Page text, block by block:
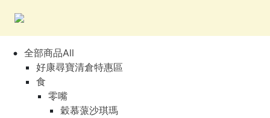
全部商品All
好康尋寶清倉特惠區
食
零嘴
穀慕蒎沙琪瑪